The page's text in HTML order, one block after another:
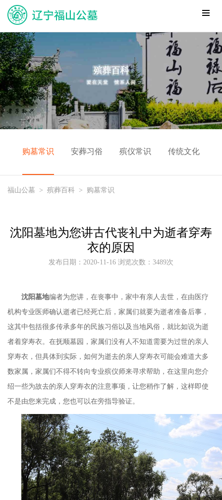
购墓常识 安葬习俗 殡仪常识 传统文化
福山公墓 > 殡葬百科 > 购墓常识
沈阳墓地为您讲古代丧礼中为逝者穿寿
衣的原因
发布日期：2020-11-16 浏览次数：3489次
沈阳墓地编者为您讲，在丧事中，家中有亲人去世，在由医疗
机构专业医师确认逝者已经死亡后，家属们就要为逝者准备后事，
这其中包括很多传承多年的民族习俗以及当地风俗，就比如说为逝
者着穿寿衣。在抚顺墓园，家属们没有人不知道需要为过世的亲人
穿寿衣，但具体到实际，如何为逝去的亲人穿寿衣可能会难道大多
数家属，家属们不得不转向专业殡仪师来寻求帮助，在这里向您介
绍一些为故去的亲人穿寿衣的注意事项，让您稍作了解，这样即使
不是由您来完成，您也可以在旁指导验证。